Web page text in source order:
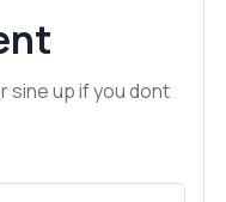
sine up if you dont